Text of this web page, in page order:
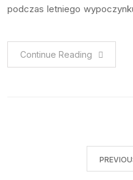
podczas letniego
Continue Reading